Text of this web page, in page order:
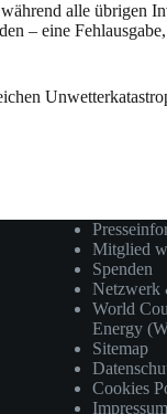
alle
– eine
Mitglied
Spenden
Netzwerk
World
Energy
Sitemap
Cookies
Impressum